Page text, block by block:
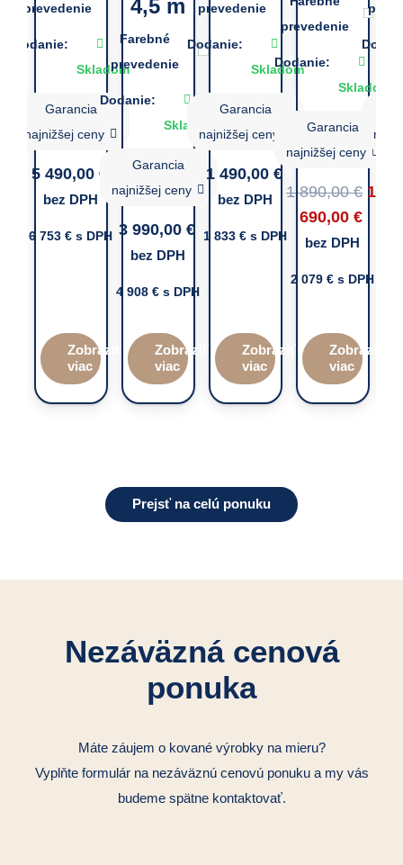
prevedenie
Dodanie:
Skladom
Garancia
najnižšej ceny
5 490,00 €
bez DPH
6 753 € s DPH
Zobraziť
viac
4,5 m
Farebné
prevedenie
Dodanie:
Skladom
Garancia
najnižšej ceny
3 990,00 €
bez DPH
4 908 € s DPH
Zobraziť
viac
prevedenie
Dodanie:
Skladom
Garancia
najnižšej ceny
1 490,00 €
bez DPH
1 833 € s DPH
Zobraziť
viac
prevedenie
Dodanie:
Skladom
Garancia
najnižšej ceny
1 890,00€ 1
690,00 €
bez DPH
2 079 € s DPH
Zobraziť
viac
Prejsť na celú ponuku
Nezáväzná cenová
ponuka
Máte záujem o kované výrobky na mieru?
Vyplňte formulár na nezáväznú cenovú ponuku a my vás
budeme spätne kontaktovať.